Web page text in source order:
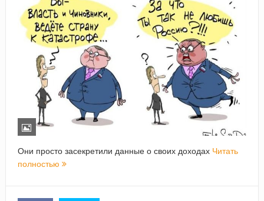
Они просто засекретили данные о своих доходах Читать
полностью